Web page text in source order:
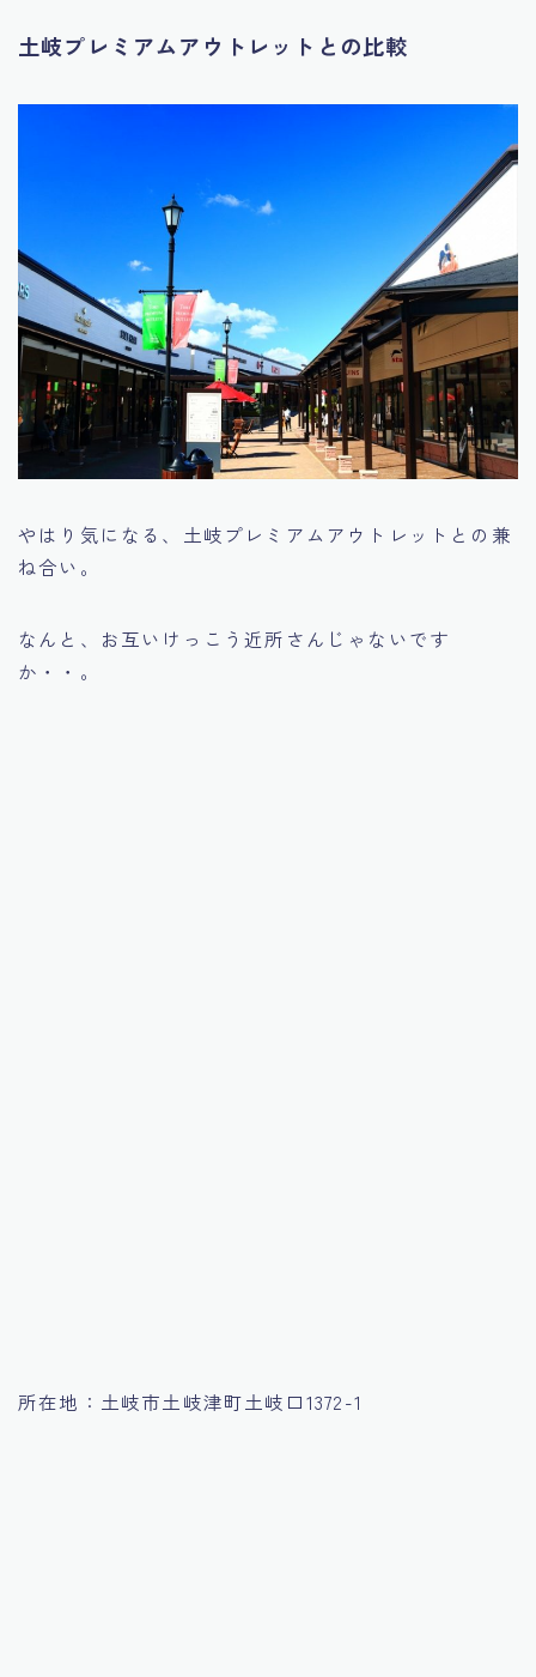
土岐プレミアムアウトレットとの比較
やはり気になる、土岐プレミアムアウトレットとの兼
ね合い。
なんと、お互いけっこう近所さんじゃないです
か・・。
所在地：土岐市土岐津町土岐口1372-1